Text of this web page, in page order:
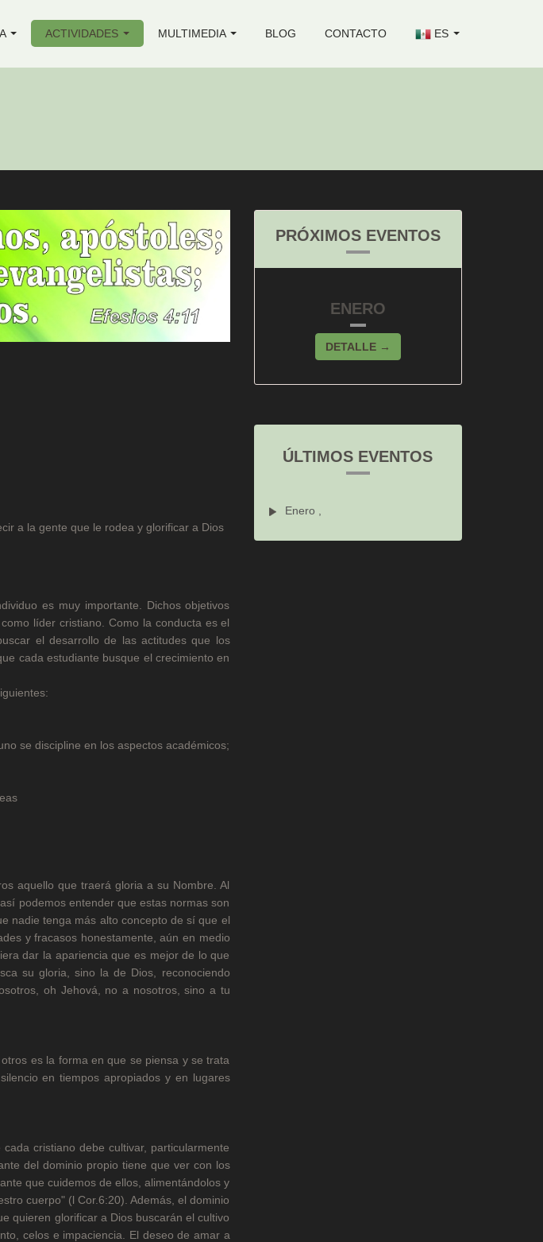
ACTIVIDADES MULTIMEDIA BLOG CONTACTO ES
a la gente que le rodea y glorificar a Dios
es muy importante. Dichos objetivos
líder cristiano. Como la conducta es el
el desarrollo de las actitudes que los
cada estudiante busque el crecimiento en
se discipline en los aspectos académicos;
aquello que traerá gloria a su Nombre. Al
podemos entender que estas normas son
nadie tenga más alto concepto de sí que el
y fracasos honestamente, aún en medio
dar la apariencia que es mejor de lo que
su gloria, sino la de Dios, reconociendo
oh Jehová, no a nosotros, sino a tu
es la forma en que se piensa y se trata
en tiempos apropiados y en lugares
cristiano debe cultivar, particularmente
del dominio propio tiene que ver con los
que cuidemos de ellos, alimentándolos y
cuerpo" (l Cor.6:20). Además, el dominio
quieren glorificar a Dios buscarán el cultivo
celos e impaciencia. El deseo de amar a
PRÓXIMOS EVENTOS
ENERO
DETALLE →
ÚLTIMOS EVENTOS
Enero ,